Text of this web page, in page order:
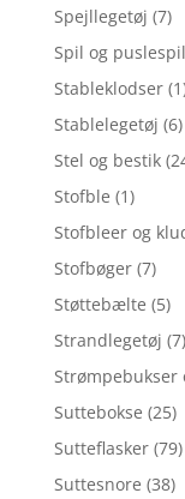
Spejllegetøj (7)
Spil og puslespil
Stableklodser
Stablelegetøj (6)
Stel og bestik
Stofble (1)
Stofbleer og
Stofbøger (7)
Støttebælte (5)
Strandlegetøj (7)
Strømpebukser
Suttebokse (25)
Sutteflasker (79)
Suttesnore (38)